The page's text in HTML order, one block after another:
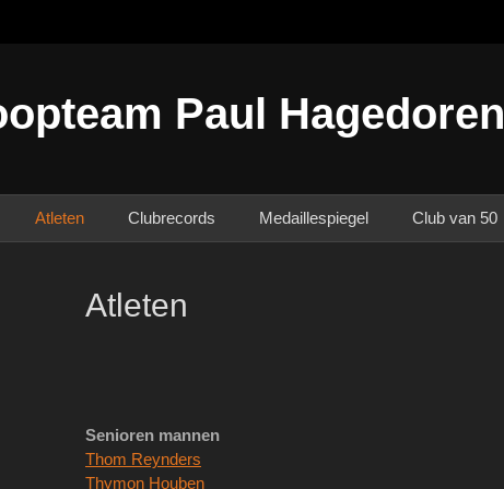
Paul Hagedoren
Atleten Clubrecords Medaillespiegel Club van 50
Atleten
Senioren mannen
Thom Reynders
Thymon Houben